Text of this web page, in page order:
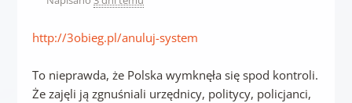
http://3obieg.pl/anuluj-system
To nieprawda, że Polska wymknęła się spod kontroli.
Że zajęli ją zgnuśniali urzędnicy, politycy, policjanci,